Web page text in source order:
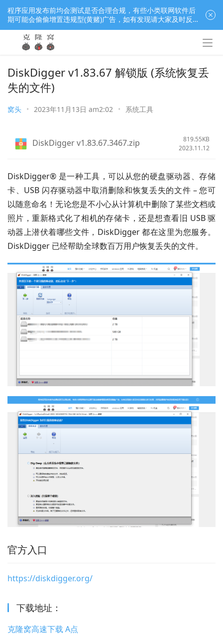
DiskDigger v1.83.67 解锁版 (系统恢复丢
失的文件)
窝头 • 2023年11月13日 am2:02 • 系统工具
DiskDigger v1.83.67.3467.zip
819.55KB
2023.11.12
DiskDigger® 是一种工具，可以从您的硬盘驱动器、存储
卡、USB 闪存驱动器中取消删除和恢复丢失的文件 – 您可
以随意命名！无论您是不小心从计算机中删除了某些文档或
照片，重新格式化了相机的存储卡，还是想查看旧 USB 驱
动器上潜伏着哪些文件，DiskDigger 都在这里为您服务。
DiskDigger 已经帮助全球数百万用户恢复丢失的文件。
官方入口
https://diskdigger.org/
下载地址：
克隆窝高速下载 A点
程序应用发布前均会测试是否合理合规，有些小类联网软件后
期可能会偷偷增置违规型(黄赌)广告，如有发现请大家及时反
馈窝长进行处理，共同监督维护良好的程序应用下载社区！